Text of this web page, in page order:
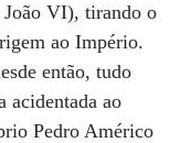
João VI), tirando o
ao Império.
então, tudo
acidentada ao
Pedro Américo